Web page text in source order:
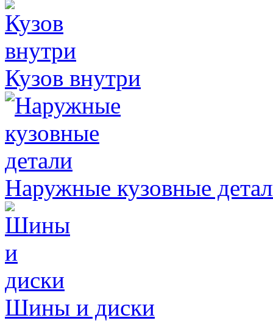
Кузов внутри
Наружные кузовные
Шины и диски